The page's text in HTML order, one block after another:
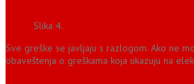
Slika 4.
Sve greške se javljaju s razlogom. Ako ne
obaveštenja o greškama koja ukazuju na